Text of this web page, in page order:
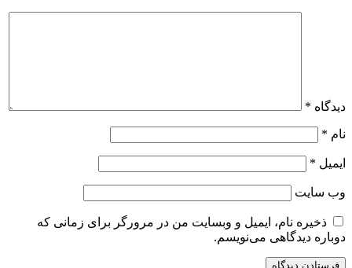
دیدگاه *
نام *
ایمیل *
وب‌ سایت
ذخیره نام، ایمیل و وبسایت من در مرورگر برای زمانی که
دوباره دیدگاهی می‌نویسم.